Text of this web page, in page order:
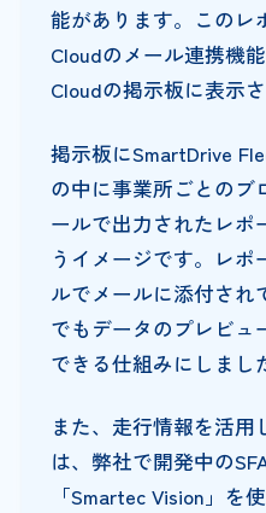
能があります。このレ
Cloudのメール連携機
Cloudの掲示板に表示
掲示板にSmartDrive
の中に事業所ごとのブ
ールで出力されたレポ
うイメージです。レポ
ルでメールに添付され
でもデータのプレビュ
できる仕組みにしまし
また、走行情報を活用
は、弊社で開発中の
「Smartec Vision」を